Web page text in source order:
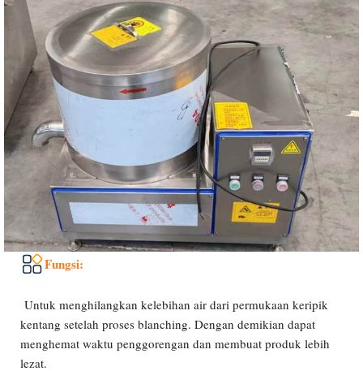
Fungsi:
Untuk menghilangkan kelebihan air dari permukaan keripik
kentang setelah proses blanching. Dengan demikian dapat
menghemat waktu penggorengan dan membuat produk lebih
lezat.